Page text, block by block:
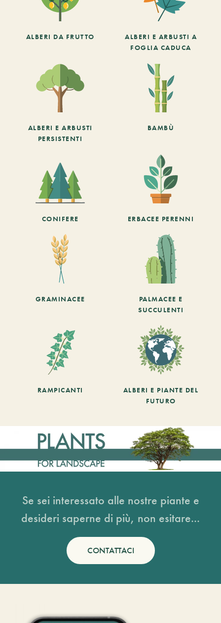
ALBERI DA FRUTTO
ALBERI E ARBUSTI A
FOGLIA CADUCA
ALBERI E ARBUSTI
PERSISTENTI
BAMBÙ
CONIFERE ERBACEE PERENNI
GRAMINACEE
PALMACEE E
SUCCULENTI
RAMPICANTI
ALBERI E PIANTE DEL
FUTURO
Se sei interessato alle nostre piante e
desideri saperne di più, non esitare...
CONTATTACI